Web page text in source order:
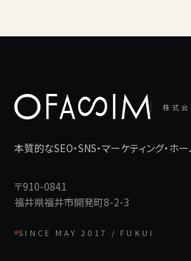
株式会
本質的なSEO・SNS・マーケティング・ホ
〒910-0841
福井県福井市開発町8-2-3
SINCE MAY 2017 / FUKUI